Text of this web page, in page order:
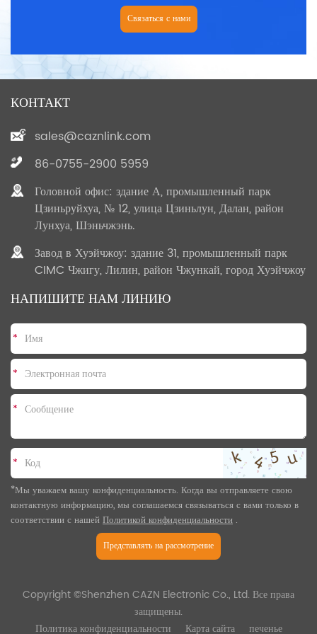
Связаться с нами
КОНТАКТ
sales@caznlink.com
86-0755-2900 5959
Головной офис: здание А, промышленный парк
Цзиньруйхуа, № 12, улица Цзиньлун, Далан, район
Лунхуа, Шэньчжэнь.
Завод в Хуэйчжоу: здание 31, промышленный парк
CIMC Чжигу, Лилин, район Чжункай, город Хуэйчжоу
НАПИШИТЕ НАМ ЛИНИЮ
*
*
*
*
*Мы уважаем вашу конфиденциальность. Когда вы отправляете свою
контактную информацию, мы соглашаемся связываться с вами только в
соответствии с нашейПолитикой конфиденциальности .
Представлять на рассмотрение
Copyright ©Shenzhen CAZN Electronic Co., Ltd. Все права
защищены.
Политика конфиденциальности
Карта сайта печенье